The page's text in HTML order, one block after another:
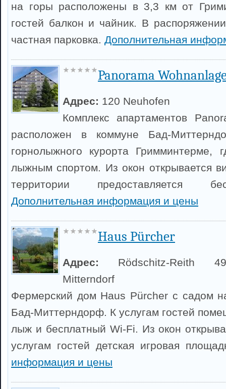
на горы расположены в 3,3 км от
гостей балкон и чайник. В
частная парковка. Дополнительная
Panorama
Адрес: 120 Neuhofen
Комплекс апартаментов
расположен в коммуне Бад-
горнолыжного курорта Гримминтерме,
лыжным спортом. Из окон открывается
территории предоставляется
Дополнительная информация и цены
Haus Pürcher
Адрес: Rödschitz-Reith
Mitterndorf
Фермерский дом Haus Pürcher с садом
Бад-Миттерндорф. К услугам гостей
лыж и бесплатный Wi-Fi. Из окон
услугам гостей детская игровая
информация и цены